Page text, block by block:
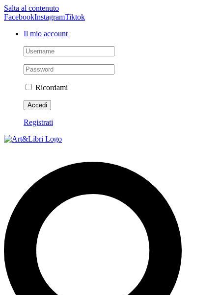
Salta al contenuto
FacebookInstagramTiktok
Il mio account
Ricordami
Registrati